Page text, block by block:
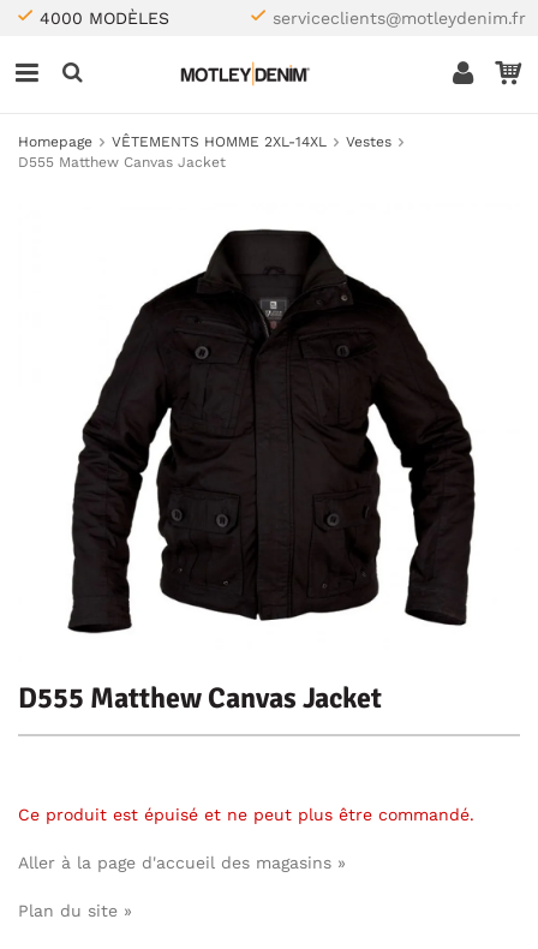
4000 MODÈLES serviceclients@motleydenim.fr
Homepage VÊTEMENTS HOMME 2XL-14XL
Vestes
D555 Matthew Canvas Jacket
D555 Matthew Canvas Jacket
Ce produit est épuisé et ne peut plus être commandé.
Aller à la page d'accueil des magasins »
Plan du site »